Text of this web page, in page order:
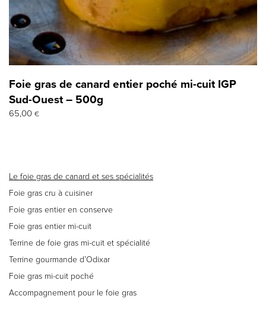
Foie gras de canard entier poché mi-cuit IGP
Sud-Ouest – 500g
65,00 €
Le foie gras de canard et ses spécialités
Foie gras cru à cuisiner
Foie gras entier en conserve
Foie gras entier mi-cuit
Terrine de foie gras mi-cuit et spécialité
Terrine gourmande d’Odixar
Foie gras mi-cuit poché
Accompagnement pour le foie gras